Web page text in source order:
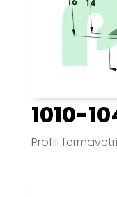
1010-
Profili